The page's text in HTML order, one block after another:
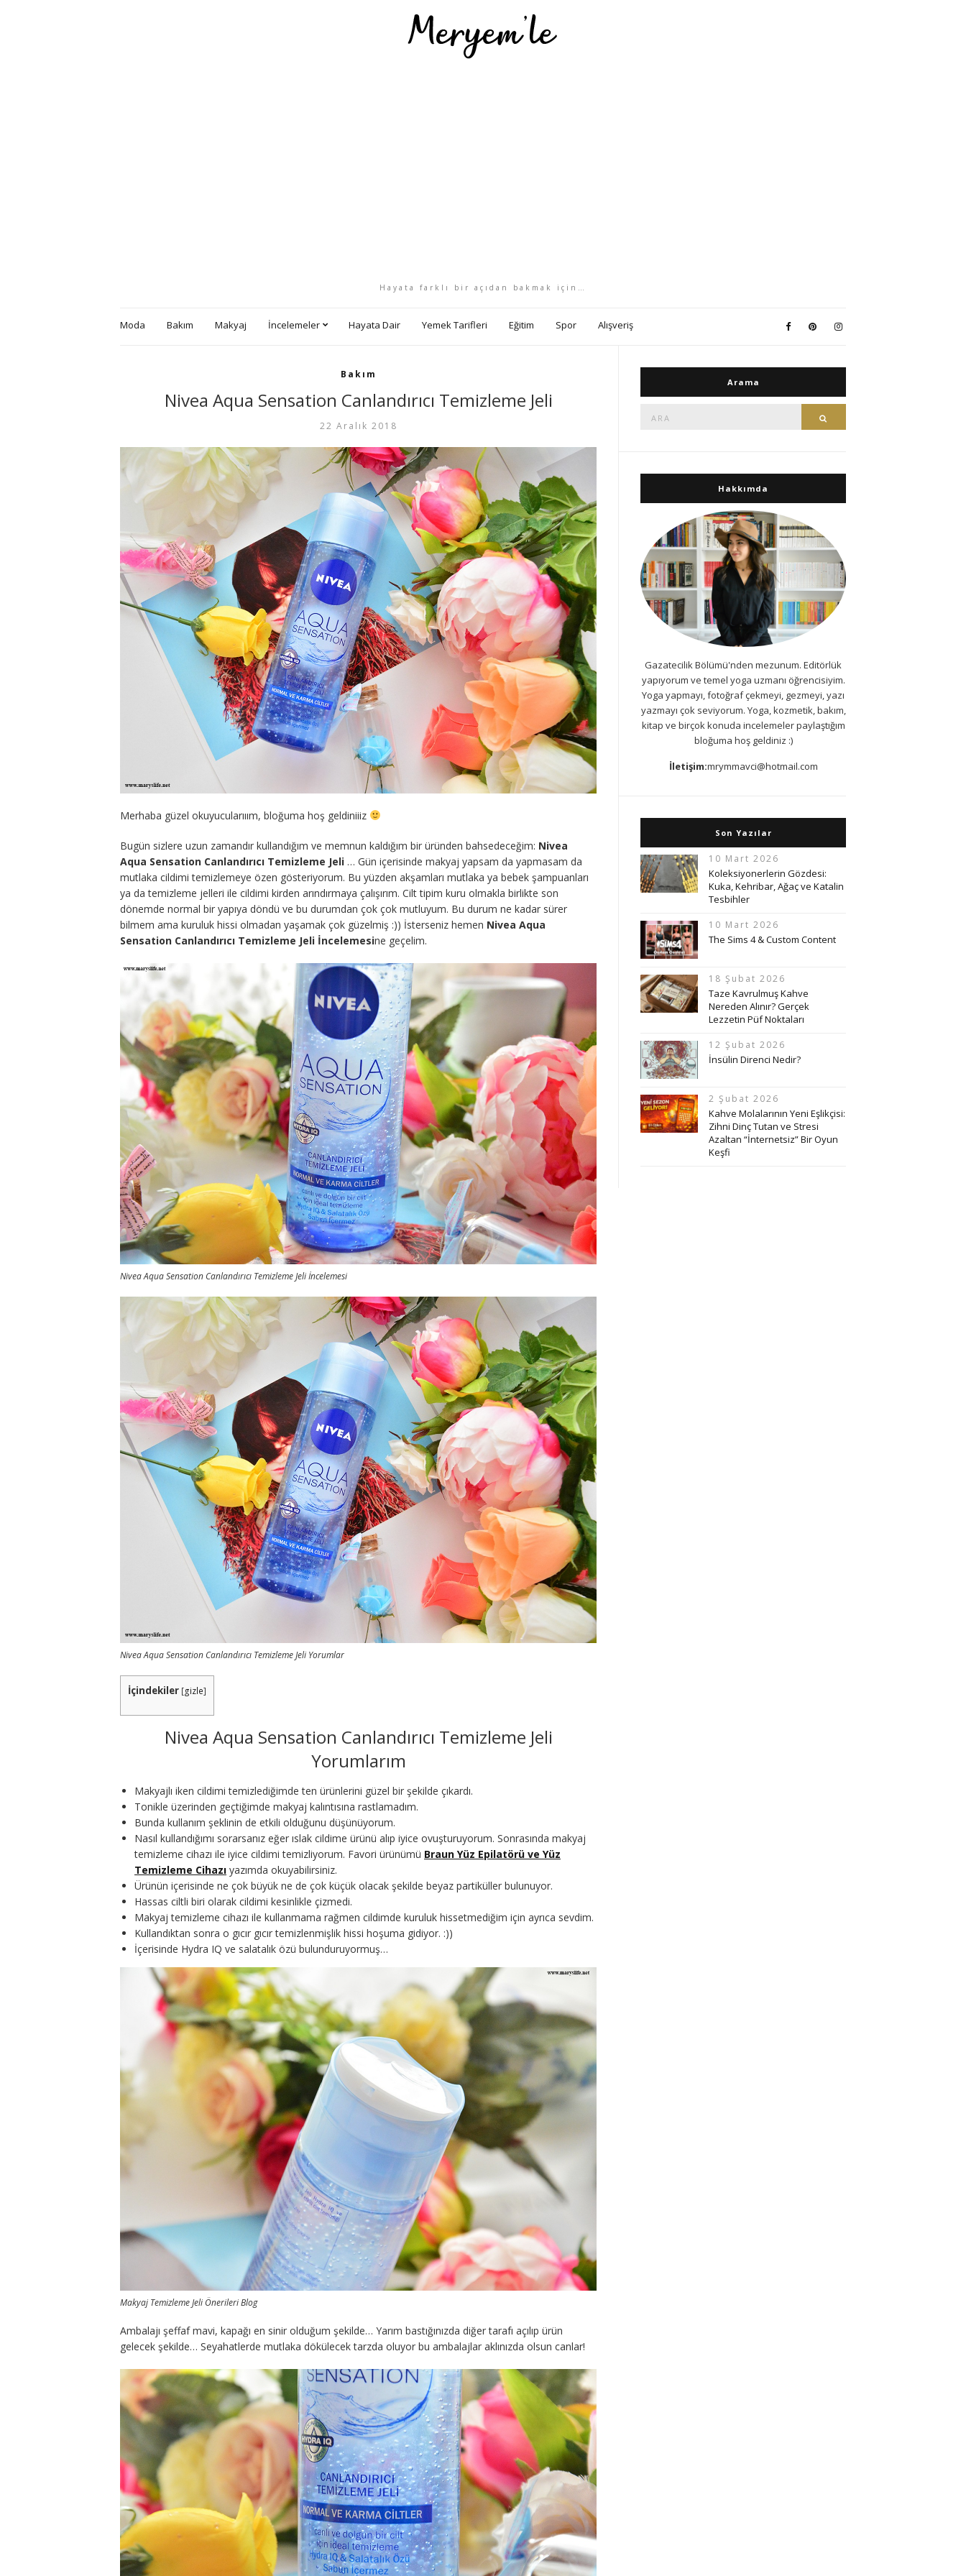
Hayata farklı bir açıdan bakmak için…
Moda Bakım Makyaj İncelemeler Hayata Dair Yemek Tarifleri Eğitim Spor Alışveriş
Bakım
Nivea Aqua Sensation Canlandırıcı Temizleme Jeli
22 Aralık 2018
Merhaba güzel okuyucularııım, bloğuma hoş geldiniiiz
Bugün sizlere uzun zamandır kullandığım ve memnun kaldığım bir üründen bahsedeceğim: Nivea
Aqua Sensation Canlandırıcı Temizleme Jeli … Gün içerisinde makyaj yapsam da yapmasam da
mutlaka cildimi temizlemeye özen gösteriyorum. Bu yüzden akşamları mutlaka ya bebek şampuanları
ya da temizleme jelleri ile cildimi kirden arındırmaya çalışırım. Cilt tipim kuru olmakla birlikte son
dönemde normal bir yapıya döndü ve bu durumdan çok çok mutluyum. Bu durum ne kadar sürer
bilmem ama kuruluk hissi olmadan yaşamak çok güzelmiş :)) İsterseniz hemen Nivea Aqua
Sensation Canlandırıcı Temizleme Jeli İncelemesine geçelim.
Nivea Aqua Sensation Canlandırıcı Temizleme Jeli İncelemesi
Nivea Aqua Sensation Canlandırıcı Temizleme Jeli Yorumlar
İçindekiler [gizle]
Nivea Aqua Sensation Canlandırıcı Temizleme Jeli
Yorumlarım
Makyajlı iken cildimi temizlediğimde ten ürünlerini güzel bir şekilde çıkardı.
Tonikle üzerinden geçtiğimde makyaj kalıntısına rastlamadım.
Bunda kullanım şeklinin de etkili olduğunu düşünüyorum.
Nasıl kullandığımı sorarsanız eğer ıslak cildime ürünü alıp iyice ovuşturuyorum. Sonrasında makyaj
temizleme cihazı ile iyice cildimi temizliyorum. Favori ürünümü Braun Yüz Epilatörü ve Yüz
Temizleme Cihazı yazımda okuyabilirsiniz.
Ürünün içerisinde ne çok büyük ne de çok küçük olacak şekilde beyaz partiküller bulunuyor.
Hassas ciltli biri olarak cildimi kesinlikle çizmedi.
Makyaj temizleme cihazı ile kullanmama rağmen cildimde kuruluk hissetmediğim için ayrıca sevdim.
Kullandıktan sonra o gıcır gıcır temizlenmişlik hissi hoşuma gidiyor. :))
İçerisinde Hydra IQ ve salatalık özü bulunduruyormuş…
Makyaj Temizleme Jeli Önerileri Blog
Ambalajı şeffaf mavi, kapağı en sinir olduğum şekilde… Yarım bastığınızda diğer tarafı açılıp ürün
gelecek şekilde… Seyahatlerde mutlaka dökülecek tarzda oluyor bu ambalajlar aklınızda olsun canlar!
Arama
Hakkımda
Gazatecilik Bölümü'nden mezunum. Editörlük
yapıyorum ve temel yoga uzmanı öğrencisiyim.
Yoga yapmayı, fotoğraf çekmeyi, gezmeyi, yazı
yazmayı çok seviyorum. Yoga, kozmetik, bakım,
kitap ve birçok konuda incelemeler paylaştığım
bloğuma hoş geldiniz :)
İletişim:mrymmavci@hotmail.com
Son Yazılar
10 Mart 2026
Koleksiyonerlerin Gözdesi:
Kuka, Kehribar, Ağaç ve Katalin
Tesbihler
10 Mart 2026
The Sims 4 & Custom Content
18 Şubat 2026
Taze Kavrulmuş Kahve
Nereden Alınır? Gerçek
Lezzetin Püf Noktaları
12 Şubat 2026
İnsülin Direnci Nedir?
2 Şubat 2026
Kahve Molalarının Yeni Eşlikçisi:
Zihni Dinç Tutan ve Stresi
Azaltan “İnternetsiz” Bir Oyun
Keşfi